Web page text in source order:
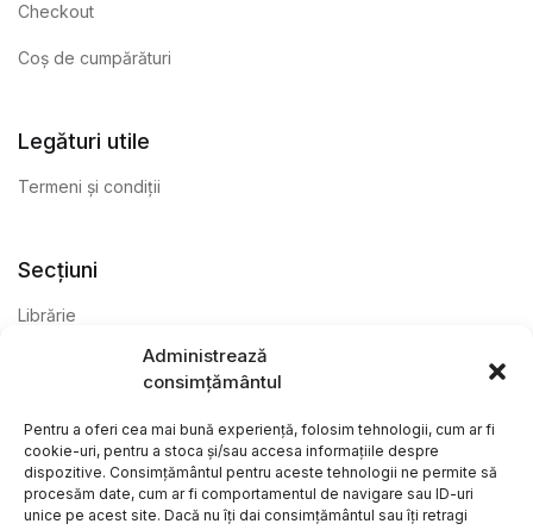
Administrează
consimțământul
Pentru a oferi cea mai bună experiență, folosim tehnologii, cum ar fi
cookie-uri, pentru a stoca și/sau accesa informațiile despre
dispozitive. Consimțământul pentru aceste tehnologii ne permite să
procesăm date, cum ar fi comportamentul de navigare sau ID-uri
unice pe acest site. Dacă nu îți dai consimțământul sau îți retragi
Checkout
Coș de cumpărături
Legături utile
Termeni și condiții
Secțiuni
Librărie